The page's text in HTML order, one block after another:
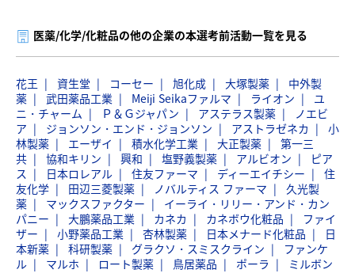
医薬/化学/化粧品の他の企業の本選考前活動一覧を見る
花王 資生堂 コーセー 旭化成 大塚製薬
中外製
薬
武田薬品工業 Meiji Seikaファルマ ライオン
ユ
ニ・チャーム
Ｐ＆Ｇジャパン アステラス製薬
ノエビ
ア
ジョンソン・エンド・ジョンソン アストラゼネカ
小
林製薬
エーザイ 積水化学工業 大正製薬
第一三
共
協和キリン 興和 塩野義製薬 アルビオン
ピア
ス
日本ロレアル 住友ファーマ ディーエイチシー
住
友化学
田辺三菱製薬 ノバルティス ファーマ
久光製
薬
マックスファクター
イーライ・リリー・アンド・カン
パニー
大鵬薬品工業 カネカ カネボウ化粧品
ファイ
ザー
小野薬品工業 杏林製薬 日本メナード化粧品
日
本新薬
科研製薬 グラクソ・スミスクライン
ファンケ
ル
マルホ ロート製薬 鳥居薬品 ポーラ ミルボン